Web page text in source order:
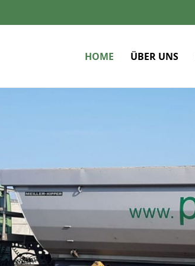
HOME ÜBER UNS